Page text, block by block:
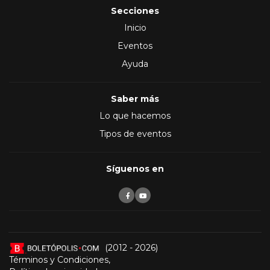
Secciones
Inicio
Eventos
Ayuda
Saber más
Lo que hacemos
Tipos de eventos
Síguenos en
(2012 - 2026)
Términos y Condiciones,